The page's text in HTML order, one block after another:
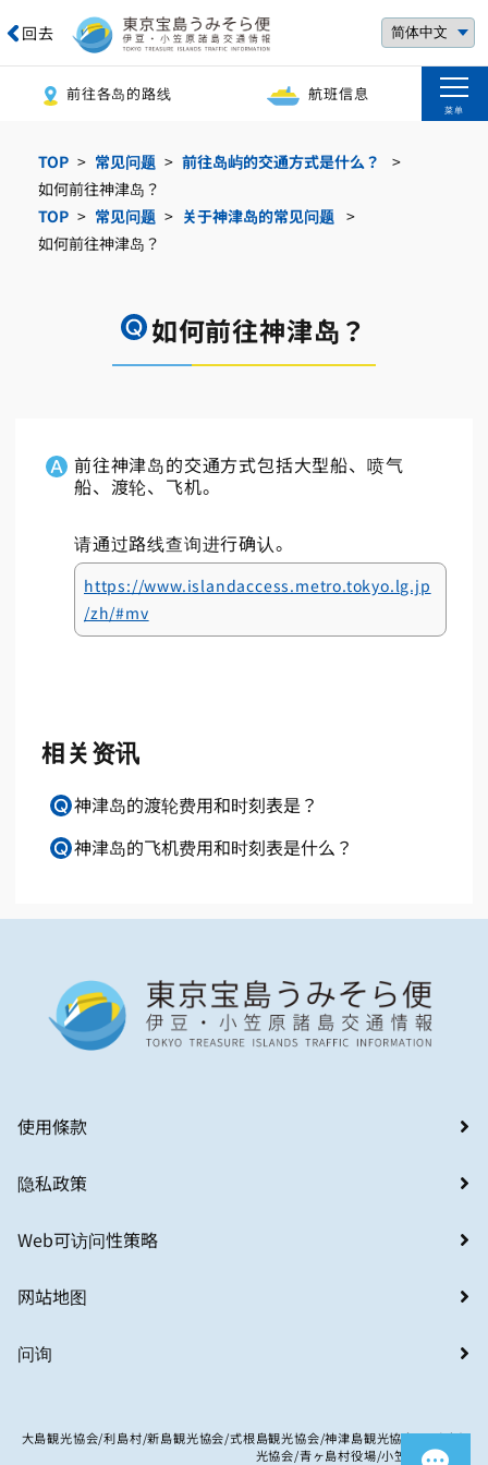
回去
前往各岛的路线 航班信息
菜单
TOP 常见问题
前往岛屿的交通方式是什么？
如何前往神津岛？
TOP
常见问题
关于神津岛的常见问题
如何前往神津岛？
如何前往神津岛？
前往神津岛的交通方式包括大型船、喷气
船、渡轮、飞机。
请通过路线查询进行确认。
https://www.islandaccess.metro.tokyo.lg.jp
/zh/#mv
相关资讯
神津岛的渡轮费用和时刻表是？
神津岛的飞机费用和时刻表是什么？
使用條款
隐私政策
Web可访问性策略
网站地图
问询
大島観光協会/利島村/新島観光協会/式根島観光協会/神津島観光協会/八丈島観
光協会/青ヶ島村役場/小笠原村観光局